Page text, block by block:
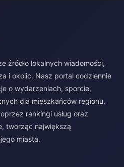
źródło lokalnych wiadomości,
i okolic. Nasz portal codziennie
o wydarzeniach, sporcie,
dla mieszkańców regionu.
rankingi usług oraz
tworząc największą
miasta.